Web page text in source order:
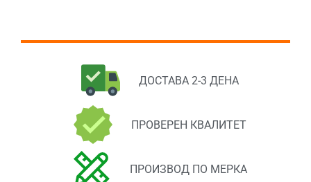
ДОСТАВА 2-3 ДЕНА
ПРОВЕРЕН КВАЛИТЕТ
ПРОИЗВОД ПО МЕРКА